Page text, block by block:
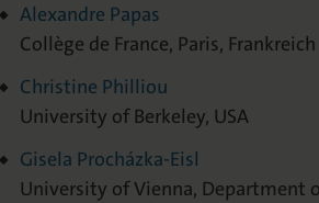
Alexandre Papas
Collège de France, Paris, Frankreich
Christine Philliou
University of Berkeley, USA
Gisela Procházka-Eisl
University of Vienna, Department